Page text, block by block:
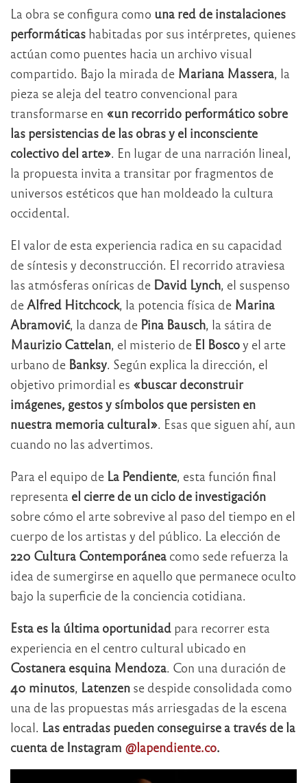
La obra se configura como una red de instalaciones
performáticas habitadas por sus intérpretes, quienes
actúan como puentes hacia un archivo visual
compartido. Bajo la mirada de Mariana Massera, la
pieza se aleja del teatro convencional para
transformarse en «un recorrido performático sobre
las persistencias de las obras y el inconsciente
colectivo del arte». En lugar de una narración lineal,
la propuesta invita a transitar por fragmentos de
universos estéticos que han moldeado la cultura
occidental.
El valor de esta experiencia radica en su capacidad
de síntesis y deconstrucción. El recorrido atraviesa
las atmósferas oníricas de David Lynch, el suspenso
de Alfred Hitchcock, la potencia física de Marina
Abramović, la danza de Pina Bausch, la sátira de
Maurizio Cattelan, el misterio de El Boscoy el arte
urbano de Banksy. Según explica la dirección, el
objetivo primordial es «buscar deconstruir
imágenes, gestos y símbolos que persisten en
nuestra memoria cultural». Esas que siguen ahí, aun
cuando no las advertimos.
Para el equipo de La Pendiente, esta función final
representa el cierre de un ciclo de investigación
sobre cómo el arte sobrevive al paso del tiempo en el
cuerpo de los artistas y del público. La elección de
220 Cultura Contemporánea como sede refuerza la
idea de sumergirse en aquello que permanece oculto
bajo la superficie de la conciencia cotidiana.
Esta es la última oportunidad para recorrer esta
experiencia en el centro cultural ubicado en
Costanera esquina Mendoza. Con una duración de
40 minutos, Latenzen se despide consolidada como
una de las propuestas más arriesgadas de la escena
local. Las entradas pueden conseguirse a través de la
cuenta de Instagram @lapendiente.co.